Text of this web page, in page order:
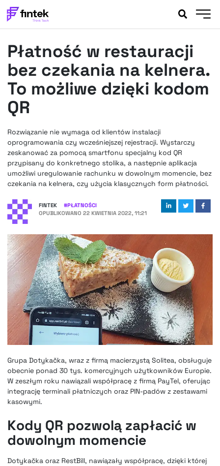
BANKOWOŚĆ
FELIETONY
WYWIADY
LEGAL
FINTEKEXTRA
OKIEM EKSPERTA
Płatność w restauracji
bez czekania na kelnera.
To możliwe dzięki kodom
QR
Rozwiązanie nie wymaga od klientów instalacji
oprogramowania czy wcześniejszej rejestracji. Wystarczy
zeskanować za pomocą smartfonu specjalny kod QR
przypisany do konkretnego stolika, a następnie aplikacja
umożliwi uregulowanie rachunku w dowolnym momencie, bez
czekania na kelnera, czy użycia klasycznych form płatności.
FINTEK #PŁATNOŚCI
OPUBLIKOWANO 22 KWIETNIA 2022, 11:21
Grupa Dotykačka, wraz z firmą macierzystą Solitea, obsługuje
obecnie ponad 30 tys. komercyjnych użytkowników Europie.
W zeszłym roku nawiązali współpracę z firmą PayTel, oferując
integrację terminali płatniczych oraz PIN-padów z zestawami
kasowymi.
Kody QR pozwolą zapłacić w
dowolnym momencie
Dotykačka oraz RestBill, nawiązały współpracę, dzięki której